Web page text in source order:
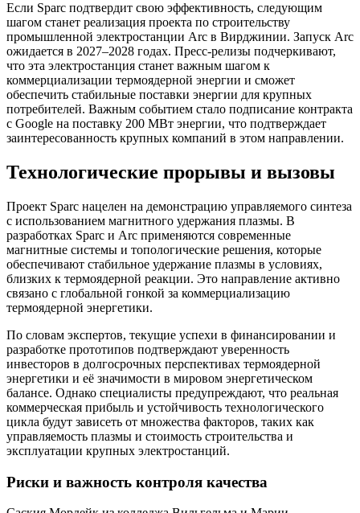
Если Sparc подтвердит свою эффективность, следующим
шагом станет реализация проекта по строительству
промышленной электростанции Arc в Вирджинии. Запуск Arc
ожидается в 2027–2028 годах. Пресс-релизы подчеркивают,
что эта электростанция станет важным шагом к
коммерциализации термоядерной энергии и сможет
обеспечить стабильные поставки энергии для крупных
потребителей. Важным событием стало подписание контракта
с Google на поставку 200 МВт энергии, что подтверждает
заинтересованность крупных компаний в этом направлении.
Технологические прорывы и вызовы
Проект Sparc нацелен на демонстрацию управляемого синтеза
с использованием магнитного удержания плазмы. В
разработках Sparc и Arc применяются современные
магнитные системы и топологические решения, которые
обеспечивают стабильное удержание плазмы в условиях,
близких к термоядерной реакции. Это направление активно
связано с глобальной гонкой за коммерциализацию
термоядерной энергетики.
По словам экспертов, текущие успехи в финансировании и
разработке прототипов подтверждают уверенность
инвесторов в долгосрочных перспективах термоядерной
энергетики и её значимости в мировом энергетическом
балансе. Однако специалисты предупреждают, что реальная
коммерческая прибыль и устойчивость технологического
цикла будут зависеть от множества факторов, таких как
управляемость плазмы и стоимость строительства и
эксплуатации крупных электростанций.
Риски и важность контроля качества